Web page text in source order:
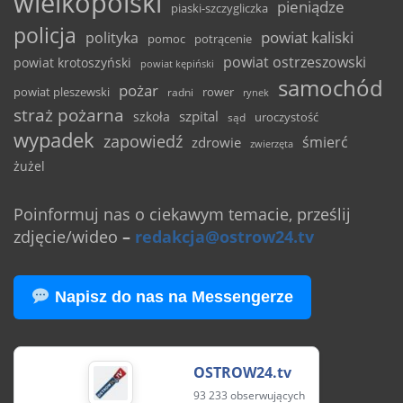
piaski-szczygliczka pieniądze
policja polityka pomoc potrącenie powiat kaliski
powiat krotoszyński powiat kępiński powiat ostrzeszowski
powiat pleszewski pożar radni rower rynek samochód
straż pożarna szkoła szpital sąd uroczystość
wypadek zapowiedź zdrowie zwierzęta śmierć
żużel
Poinformuj nas o ciekawym temacie, prześlij
zdjęcie/wideo – redakcja@ostrow24.tv
Napisz do nas na Messengerze
OSTROW24.tv
93 233 obserwujących